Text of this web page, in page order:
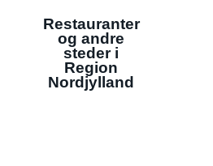
Restauranter
og andre
steder i
Region
Nordjylland